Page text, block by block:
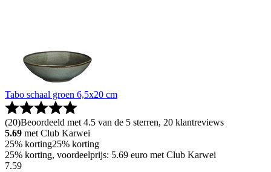
Tabo schaal groen 6,5x20 cm
(20)Beoordeeld met 4.5 van de 5 sterren, 20 klantreviews
5.69 met Club Karwei
25% korting25% korting
25% korting, voordeelprijs: 5.69 euro met Club Karwei
7.59